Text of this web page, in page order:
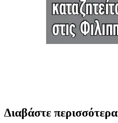
Διαβάστε περισσότερα